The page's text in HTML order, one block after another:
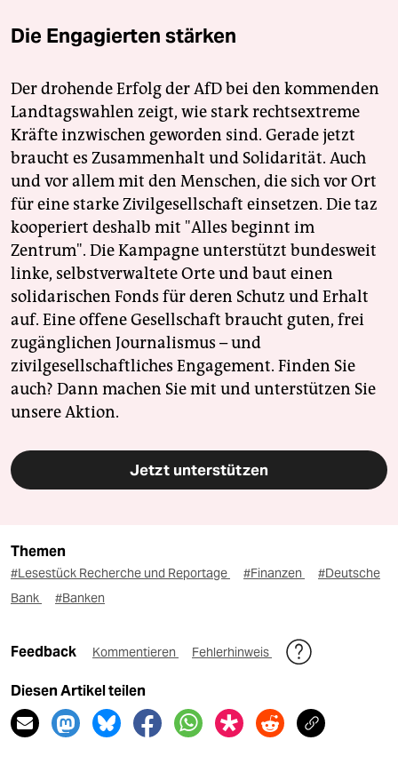
Die Engagierten stärken
Der drohende Erfolg der AfD bei den kommenden
Landtagswahlen zeigt, wie stark rechtsextreme
Kräfte inzwischen geworden sind. Gerade jetzt
braucht es Zusammenhalt und Solidarität. Auch
und vor allem mit den Menschen, die sich vor Ort
für eine starke Zivilgesellschaft einsetzen. Die taz
kooperiert deshalb mit "Alles beginnt im
Zentrum". Die Kampagne unterstützt bundesweit
linke, selbstverwaltete Orte und baut einen
solidarischen Fonds für deren Schutz und Erhalt
auf. Eine offene Gesellschaft braucht guten, frei
zugänglichen Journalismus – und
zivilgesellschaftliches Engagement. Finden Sie
auch? Dann machen Sie mit und unterstützen Sie
unsere Aktion.
Jetzt unterstützen
Themen
#Lesestück Recherche und Reportage #Finanzen
#Deutsche
Bank
#Banken
Feedback Kommentieren Fehlerhinweis
Diesen Artikel teilen